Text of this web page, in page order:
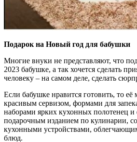
Подарок на Новый год для бабушки
Многие внуки не представляют, что
2023 бабушке, а так хочется сделать
человеку – на самом деле, сделать
Если бабушке нравится готовить, то
красивым сервизом, формами для
наборами ярких кухонных полотенец и
подарочным изданием по кулинарии,
кухонными устройствами,
блюд.